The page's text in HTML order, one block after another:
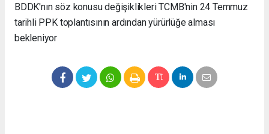
BDDK'nın söz konusu değişiklikleri TCMB'nin 24 Temmuz
tarihli PPK toplantısının ardından yürürlüğe alması
bekleniyor